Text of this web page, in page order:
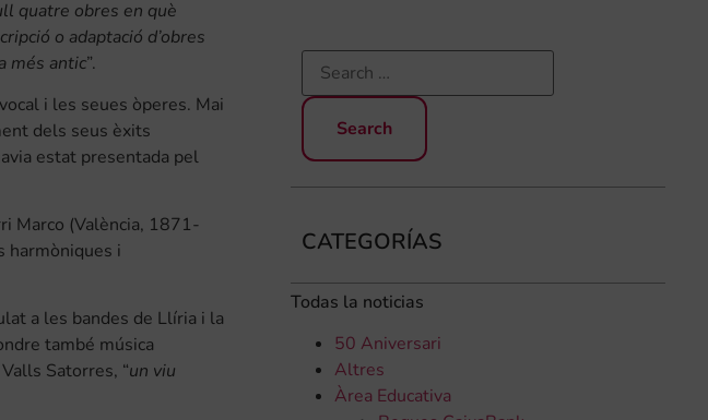
quatre obres en què
o adaptació d’obres
més antic”.
i les seues òperes. Mai
dels seus èxits
estat presentada pel
Marco (València, 1871-
harmòniques i
a les bandes de Llíria i la
també música
Satorres, “un viu
CATEGORÍAS
Todas la noticias
50 Aniversari
Altres
Àrea Educativa